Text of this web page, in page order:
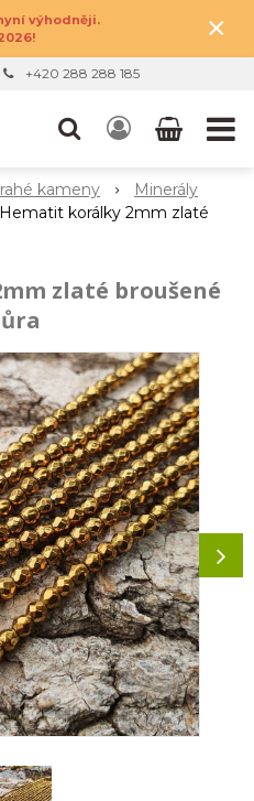
výhodněji.
×
+420 288 288 185
kameny
Minerály
Hematit korálky 2mm zlaté
zlaté broušené